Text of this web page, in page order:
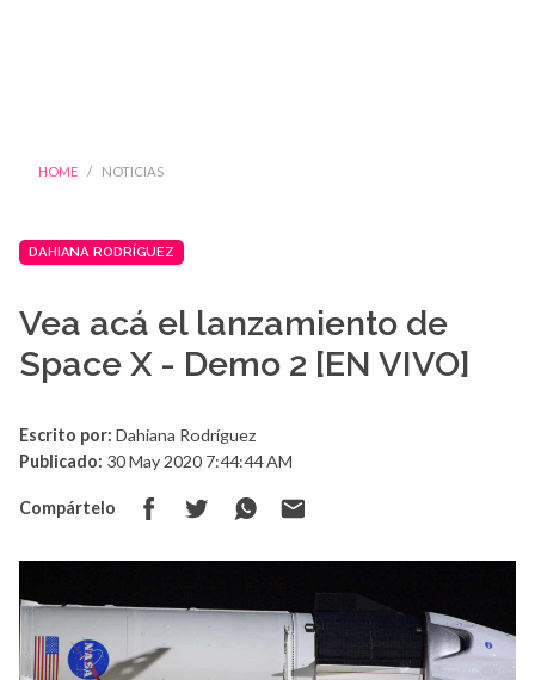
HOME NOTICIAS
DAHIANA RODRÍGUEZ
Vea acá el lanzamiento de
Space X - Demo 2 [EN VIVO]
Escrito por: Dahiana Rodríguez
Publicado: 30 May 2020 7:44:44 AM
Compártelo